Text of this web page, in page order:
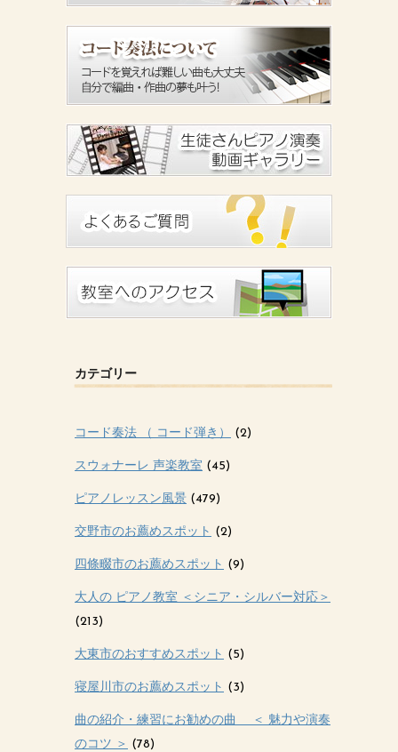
カテゴリー
コード奏法 （ コード弾き） (2)
スウォナーレ 声楽教室 (45)
ピアノレッスン風景 (479)
交野市のお薦めスポット (2)
四條畷市のお薦めスポット (9)
大人の ピアノ教室 ＜シニア・シルバー対応＞
(213)
大東市のおすすめスポット (5)
寝屋川市のお薦めスポット (3)
曲の紹介・練習にお勧めの曲 ＜ 魅力や演奏
のコツ ＞ (78)